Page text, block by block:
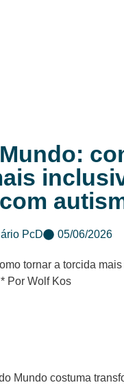
PcD 05/06/2026
Mundo costuma